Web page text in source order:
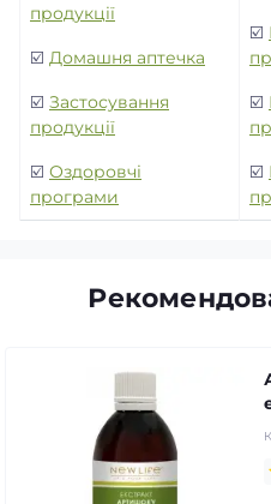
продукції
☑️ Домашня аптечка
☑️ Застосування
продукції
☑️ Оздоровчі
програми
☑️
☑️
☑️